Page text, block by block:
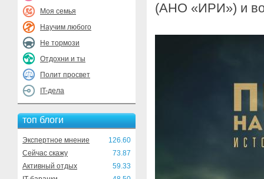
Моя семья
Научим любого
Не тормози
Отдохни и ты
Полит просвет
IT-дела
топ блоги
Экспертное мнение
126.60
Сейчас скажу
73.87
Активный отдых
59.33
(АНО «ИРИ») и